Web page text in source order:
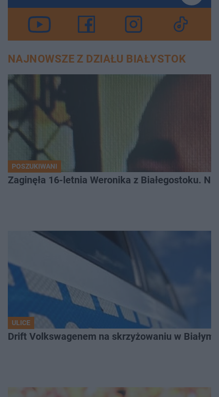
NAJNOWSZE Z DZIAŁU BIAŁYSTOK
POSZUKIWANI
Zaginęła 16-letnia Weronika z Białegostoku.
ULICE
Drift Volkswagenem na skrzyżowaniu w